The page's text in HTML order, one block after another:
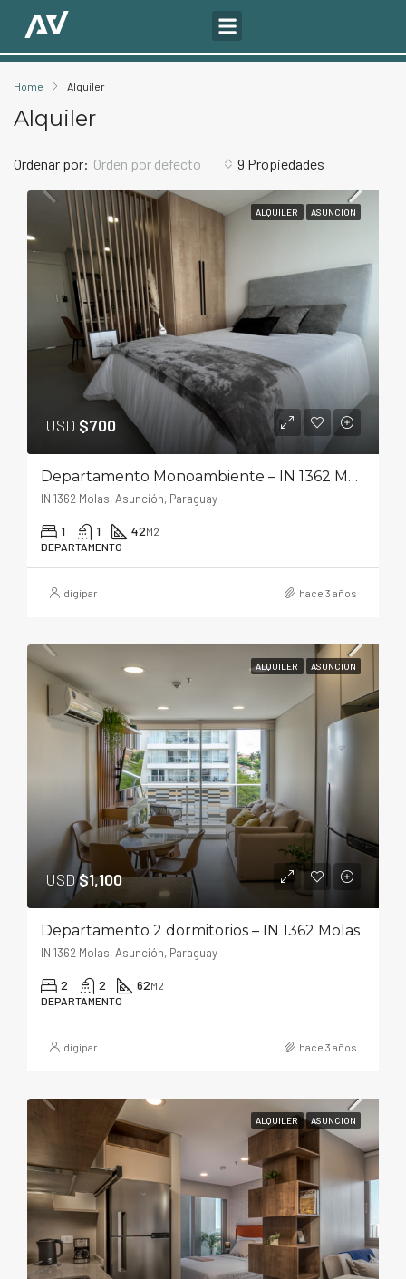
Home Alquiler
Alquiler
9 Propiedades
Ordenar por: Orden por defecto
ALQUILER ASUNCION
USD $700
Departamento Monoambiente – IN 1362 Molas
IN 1362 Molas, Asunción, Paraguay
1 1 42M2
DEPARTAMENTO
digipar hace 3 años
ALQUILER ASUNCION
USD$1,100
Departamento 2 dormitorios – IN 1362 Molas
IN 1362 Molas, Asunción, Paraguay
2 2 62M2
DEPARTAMENTO
digipar hace 3 años
ALQUILER ASUNCION